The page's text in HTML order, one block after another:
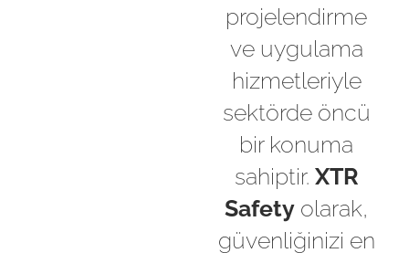
projelendirme
ve uygulama
hizmetleriyle
sektörde öncü
bir konuma
sahiptir. XTR
Safety olarak,
güvenliğinizi en